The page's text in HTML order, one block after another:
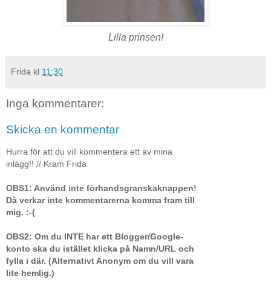
Lilla prinsen!
Frida kl 11:30
Inga kommentarer:
Skicka en kommentar
Hurra för att du vill kommentera ett av mina
inlägg!! // Kram Frida
OBS1: Använd inte förhandsgranskaknappen!
Då verkar inte kommentarerna komma fram till
mig. :-(
OBS2: Om du INTE har ett Blogger/Google-
konto ska du istället klicka på Namn/URL och
fylla i där. (Alternativt Anonym om du vill vara
lite hemlig.)